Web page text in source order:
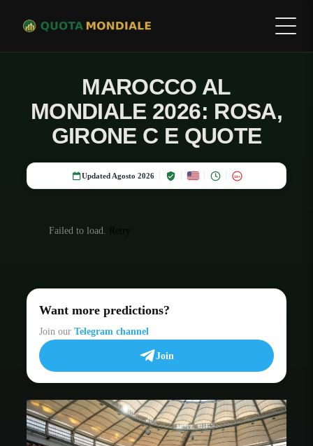
MAROCCO AL
MONDIALE 2026: ROSA,
GIRONE C E QUOTE
Updated Agosto 2026 18+
Failed to load.
Want more predictions?
Join ourTelegram channel
Join